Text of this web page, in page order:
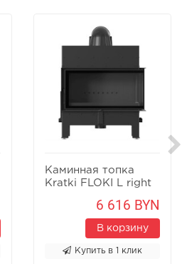
Каминная топка
Kratki FLOKI L right
6 616 BYN
В корзину
Купить в 1 клик